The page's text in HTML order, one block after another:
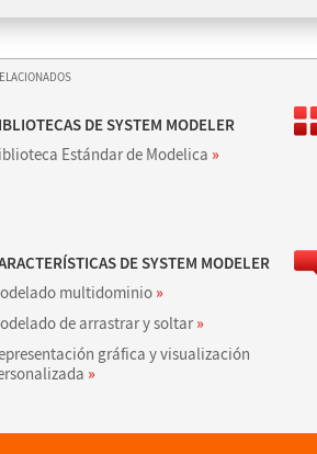
DE SYSTEM MODELER
Estándar de Modelica »
DE SYSTEM MODELER
multidominio »
de arrastrar y soltar »
gráfica y visualización
»